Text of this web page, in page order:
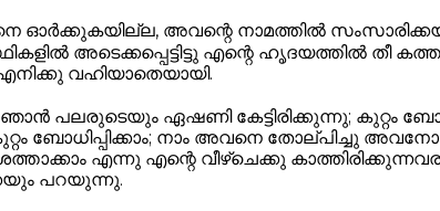
ഓർക്കുകയില്ല, അവന്റെ നാമത്തിൽ
അടെക്കപ്പെട്ടിട്ടു എന്റെ ഹൃദയത്തിൽ തീ
വഹിയാതെയായി.
പലരുടെയും ഏഷണി കേട്ടിരിക്കുന്നു; കുറ്റം
ബോധിപ്പിക്കാം; നാം അവനെ തോല്പിച്ചു
എന്നു എന്റെ വീഴ്ചെക്കു
പറയുന്നു.